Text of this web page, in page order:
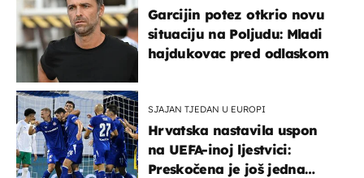
Garcijin potez otkrio novu
situaciju na Poljudu: Mladi
hajdukovac pred odlaskom
SJAJAN TJEDAN U EUROPI
Hrvatska nastavila uspon
na UEFA-inoj ljestvici:
Preskočena je još jedna